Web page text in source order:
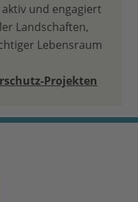
und engagiert
Landschaften,
Lebensraum
Projekten